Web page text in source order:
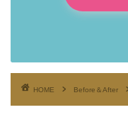
HOME Before＆After